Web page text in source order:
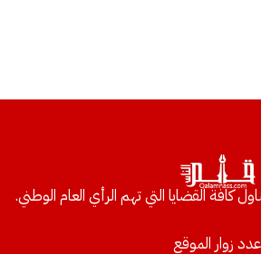
كافة القضايا التي تهم الرأي العام الوطني.
عدد زوار الموقع